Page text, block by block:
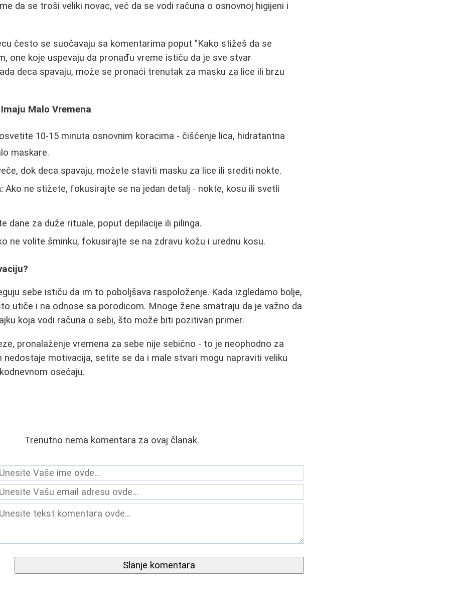
da se troši veliki novac, već da se vodi računa o osnovnoj higijeni i
često se suočavaju sa komentarima poput "Kako stižeš da se
one koje uspevaju da pronađu vreme ističu da je sve stvar
deca spavaju, može se pronaći trenutak za masku za lice ili brzu
Malo Vremena
10-15 minuta osnovnim koracima - čišćenje lica, hidratantna
maskare.
dok deca spavaju, možete staviti masku za lice ili srediti nokte.
Ako ne stižete, fokusirajte se na jedan detalj - nokte, kosu ili svetli
dane za duže rituale, poput depilacije ili pilinga.
ne volite šminku, fokusirajte se na zdravu kožu i urednu kosu.
sebe ističu da im to poboljšava raspoloženje. Kada izgledamo bolje,
utiče i na odnose sa porodicom. Mnoge žene smatraju da je važno da
koja vodi računa o sebi, što može biti pozitivan primer.
pronalaženje vremena za sebe nije sebično - to je neophodno za
nedostaje motivacija, setite se da i male stvari mogu napraviti veliku
osećaju.
Trenutno nema komentara za ovaj članak.
Slanje komentara